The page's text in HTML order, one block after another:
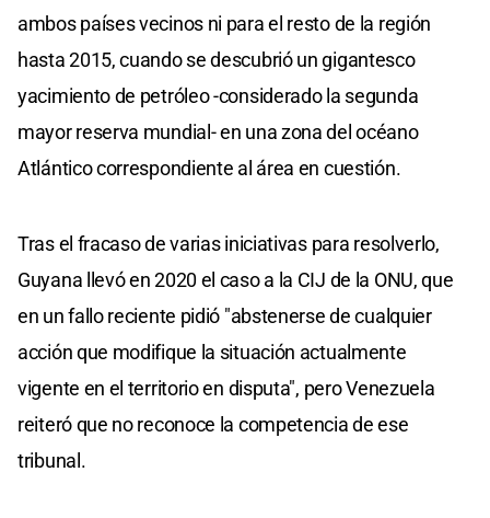
ambos países vecinos ni para el resto de la región
hasta 2015, cuando se descubrió un gigantesco
yacimiento de petróleo -considerado la segunda
mayor reserva mundial- en una zona del océano
Atlántico correspondiente al área en cuestión.
Tras el fracaso de varias iniciativas para resolverlo,
Guyana llevó en 2020 el caso a la CIJ de la ONU, que
en un fallo reciente pidió "abstenerse de cualquier
acción que modifique la situación actualmente
vigente en el territorio en disputa", pero Venezuela
reiteró que no reconoce la competencia de ese
tribunal.